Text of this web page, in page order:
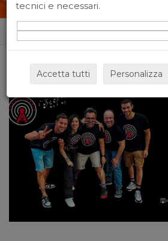
Home News&events
tecnici e necessari.
Accetta tutti Personalizza